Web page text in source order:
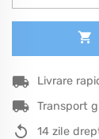
Livrare
Transport
14 zile